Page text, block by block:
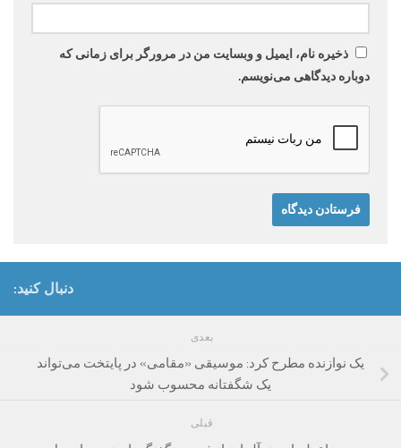
ذخیره نام، ایمیل و وبسایت من در مرورگر برای زمانی که
دوباره دیدگاهی می‌نویسم.
دنبال کنید:
بعدی
یک نوازنده مطرح کرد: موسیقی «مقامی» در پایتخت می‌تواند
یک شگفتانه محسوب شود
قبلی